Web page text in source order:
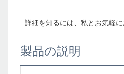
製品の説明